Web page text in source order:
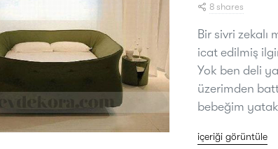
8 shares
Bir sivri zekalı
icat edilmiş
Yok ben deli
üzerimden
bebeğim
içeriği görüntüle